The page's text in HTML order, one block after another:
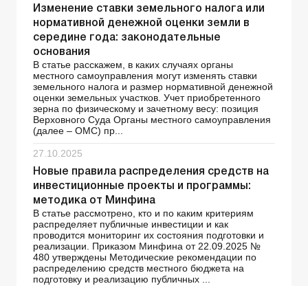
Изменение ставки земельного налога или
нормативной денежной оценки земли в
середине года: законодательные
основания
В статье расскажем, в каких случаях органы
местного самоуправления могут изменять ставки
земельного налога и размер нормативной денежной
оценки земельных участков. Учет приобретенного
зерна по физическому и зачетному весу: позиция
Верховного Суда Органы местного самоуправления
(далее – ОМС) пр...
27.10.2025
Новые правила распределения средств на
инвестиционные проекты и программы:
методика от Минфина
В статье рассмотрено, кто и по каким критериям
распределяет публичные инвестиции и как
проводится мониторинг их состояния подготовки и
реализации. Приказом Минфина от 22.09.2025 №
480 утверждены Методические рекомендации по
распределению средств местного бюджета на
подготовку и реализацию публичных ...